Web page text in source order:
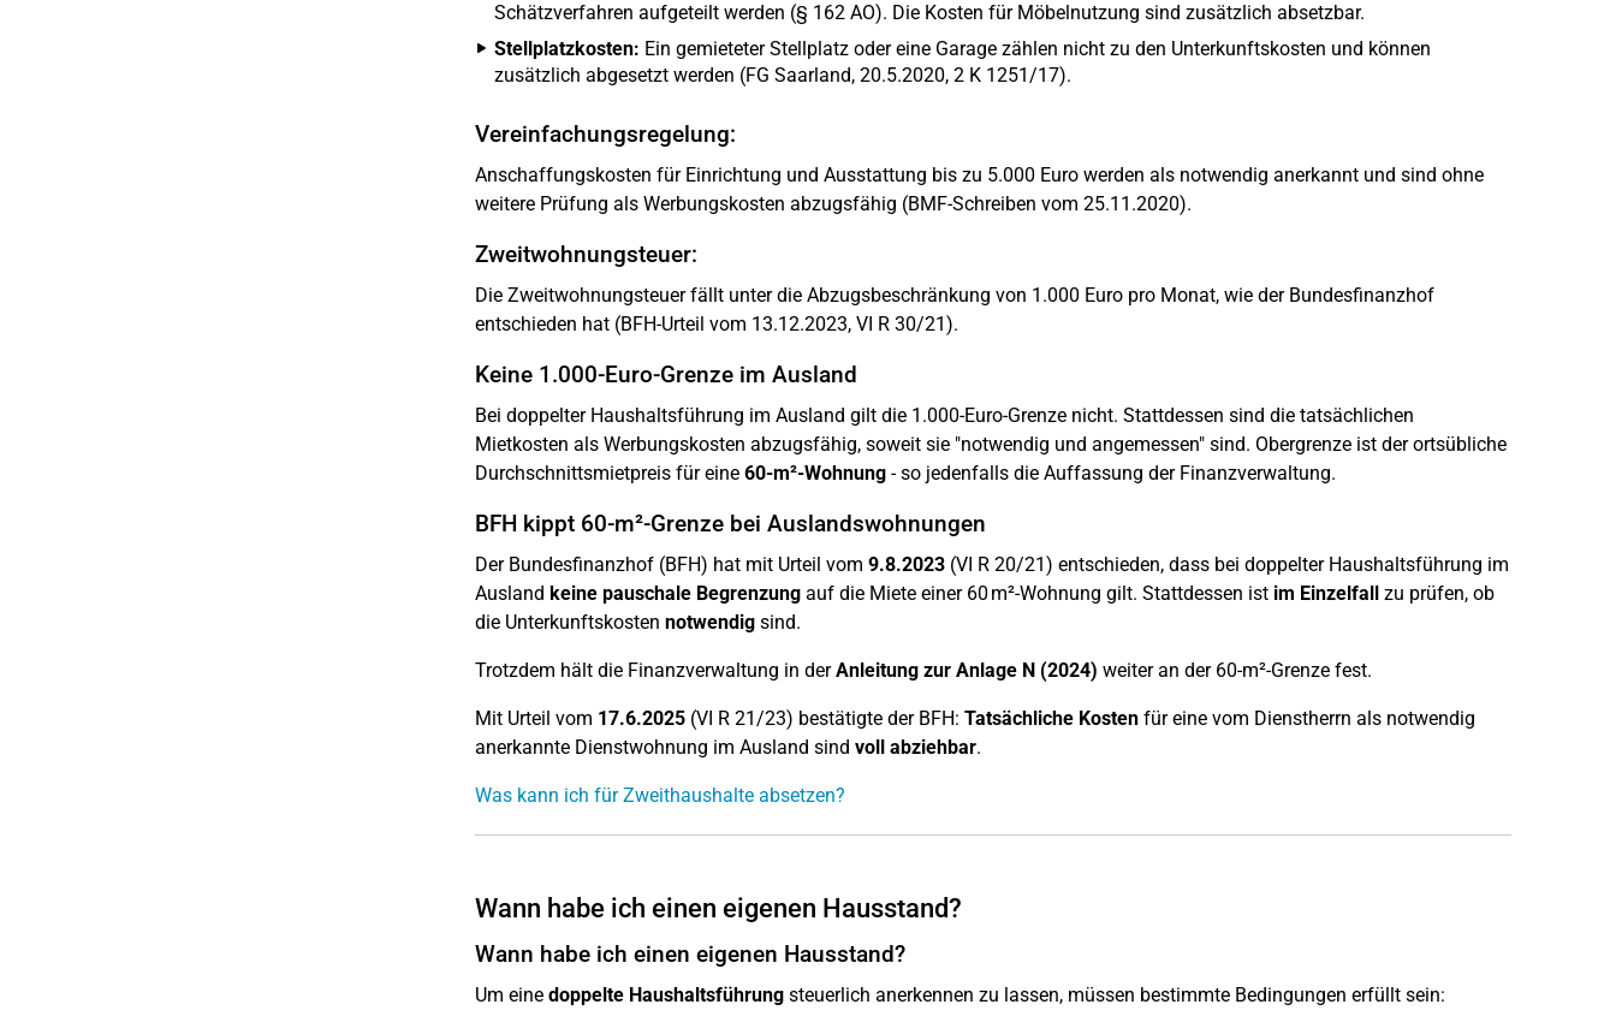
Schätzverfahren aufgeteilt werden (§ 162 AO). Die Kosten für Möbelnutzung sind zusätzlich absetzbar.
Stellplatzkosten: Ein gemieteter Stellplatz oder eine Garage zählen nicht zu den Unterkunftskosten und können
zusätzlich abgesetzt werden (FG Saarland, 20.5.2020, 2 K 1251/17).
Vereinfachungsregelung:
Anschaffungskosten für Einrichtung und Ausstattung bis zu 5.000 Euro werden als notwendig anerkannt und sind ohne
weitere Prüfung als Werbungskosten abzugsfähig (BMF-Schreiben vom 25.11.2020).
Zweitwohnungsteuer:
Die Zweitwohnungsteuer fällt unter die Abzugsbeschränkung von 1.000 Euro pro Monat, wie der Bundesfinanzhof
entschieden hat (BFH-Urteil vom 13.12.2023, VI R 30/21).
Keine 1.000-Euro-Grenze im Ausland
Bei doppelter Haushaltsführung im Ausland gilt die 1.000-Euro-Grenze nicht. Stattdessen sind die tatsächlichen
Mietkosten als Werbungskosten abzugsfähig, soweit sie "notwendig und angemessen" sind. Obergrenze ist der ortsübliche
Durchschnittsmietpreis für eine 60-m²-Wohnung - so jedenfalls die Auffassung der Finanzverwaltung.
BFH kippt 60-m²-Grenze bei Auslandswohnungen
Der Bundesfinanzhof (BFH) hat mit Urteil vom 9.8.2023(VI R 20/21) entschieden, dass bei doppelter Haushaltsführung im
Ausland keine pauschale Begrenzungauf die Miete einer 60 m²-Wohnung gilt. Stattdessen ist im Einzelfallzu prüfen, ob
die Unterkunftskosten notwendigsind.
Trotzdem hält die Finanzverwaltung in derAnleitung zur Anlage N (2024) weiter an der 60-m²-Grenze fest.
Mit Urteil vom 17.6.2025(VI R 21/23) bestätigte der BFH: Tatsächliche Kostenfür eine vom Dienstherrn als notwendig
anerkannte Dienstwohnung im Ausland sind voll abziehbar.
Was kann ich für Zweithaushalte absetzen?
Wann habe ich einen eigenen Hausstand?
Wann habe ich einen eigenen Hausstand?
Um eine doppelte Haushaltsführungsteuerlich anerkennen zu lassen, müssen bestimmte Bedingungen erfüllt sein: